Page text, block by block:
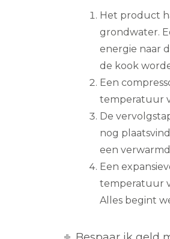
Het product
grondwater.
energie naar
de kook
Een
temperatuur
De
nog
een
Een
temperatuur
Alles begint